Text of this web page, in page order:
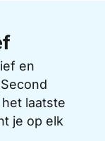
en
laatste
je op elk